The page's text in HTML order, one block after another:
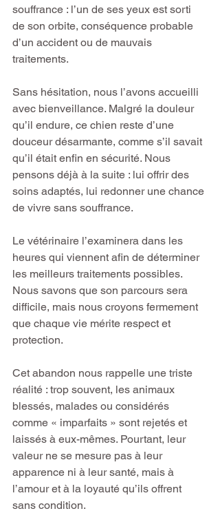
souffrance : l’un de ses yeux est sorti
de son orbite, conséquence probable
d’un accident ou de mauvais
traitements.
Sans hésitation, nous l’avons accueilli
avec bienveillance. Malgré la douleur
qu’il endure, ce chien reste d’une
douceur désarmante, comme s’il savait
qu’il était enfin en sécurité. Nous
pensons déjà à la suite : lui offrir des
soins adaptés, lui redonner une chance
de vivre sans souffrance.
Le vétérinaire l’examinera dans les
heures qui viennent afin de déterminer
les meilleurs traitements possibles.
Nous savons que son parcours sera
difficile, mais nous croyons fermement
que chaque vie mérite respect et
protection.
Cet abandon nous rappelle une triste
réalité : trop souvent, les animaux
blessés, malades ou considérés
comme « imparfaits » sont rejetés et
laissés à eux-mêmes. Pourtant, leur
valeur ne se mesure pas à leur
apparence ni à leur santé, mais à
l’amour et à la loyauté qu’ils offrent
sans condition.